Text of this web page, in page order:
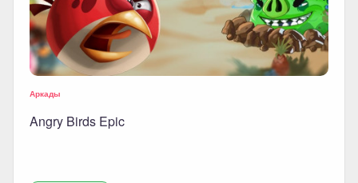
Аркады
Angry Birds Epic